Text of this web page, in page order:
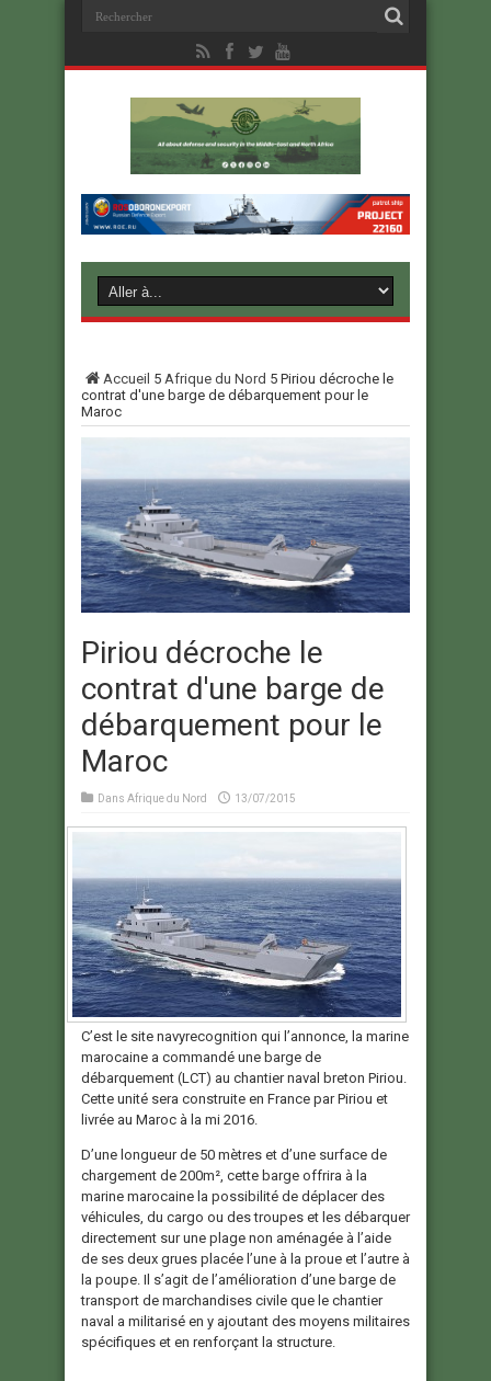
Accueil 5 Afrique du Nord 5 Piriou décroche le
contrat d'une barge de débarquement pour le
Maroc
Piriou décroche le
contrat d'une barge de
débarquement pour le
Maroc
Dans Afrique du Nord 13/07/2015
C’est le site navyrecognition qui l’annonce, la marine
marocaine a commandé une barge de
débarquement (LCT) au chantier naval breton Piriou.
Cette unité sera construite en France par Piriou et
livrée au Maroc à la mi 2016.
D’une longueur de 50 mètres et d’une surface de
chargement de 200m², cette barge offrira à la
marine marocaine la possibilité de déplacer des
véhicules, du cargo ou des troupes et les débarquer
directement sur une plage non aménagée à l’aide
de ses deux grues placée l’une à la proue et l’autre à
la poupe. Il s’agit de l’amélioration d’une barge de
transport de marchandises civile que le chantier
naval a militarisé en y ajoutant des moyens militaires
spécifiques et en renforçant la structure.